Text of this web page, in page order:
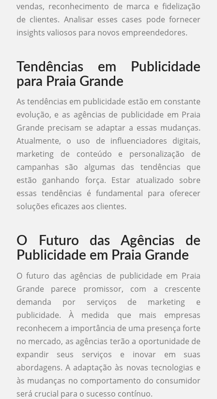
vendas, reconhecimento de marca e fidelização
de clientes. Analisar esses cases pode fornecer
insights valiosos para novos empreendedores.
Tendências em Publicidade
para Praia Grande
As tendências em publicidade estão em constante
evolução, e as agências de publicidade em Praia
Grande precisam se adaptar a essas mudanças.
Atualmente, o uso de influenciadores digitais,
marketing de conteúdo e personalização de
campanhas são algumas das tendências que
estão ganhando força. Estar atualizado sobre
essas tendências é fundamental para oferecer
soluções eficazes aos clientes.
O Futuro das Agências de
Publicidade em Praia Grande
O futuro das agências de publicidade em Praia
Grande parece promissor, com a crescente
demanda por serviços de marketing e
publicidade. À medida que mais empresas
reconhecem a importância de uma presença forte
no mercado, as agências terão a oportunidade de
expandir seus serviços e inovar em suas
abordagens. A adaptação às novas tecnologias e
às mudanças no comportamento do consumidor
será crucial para o sucesso contínuo.